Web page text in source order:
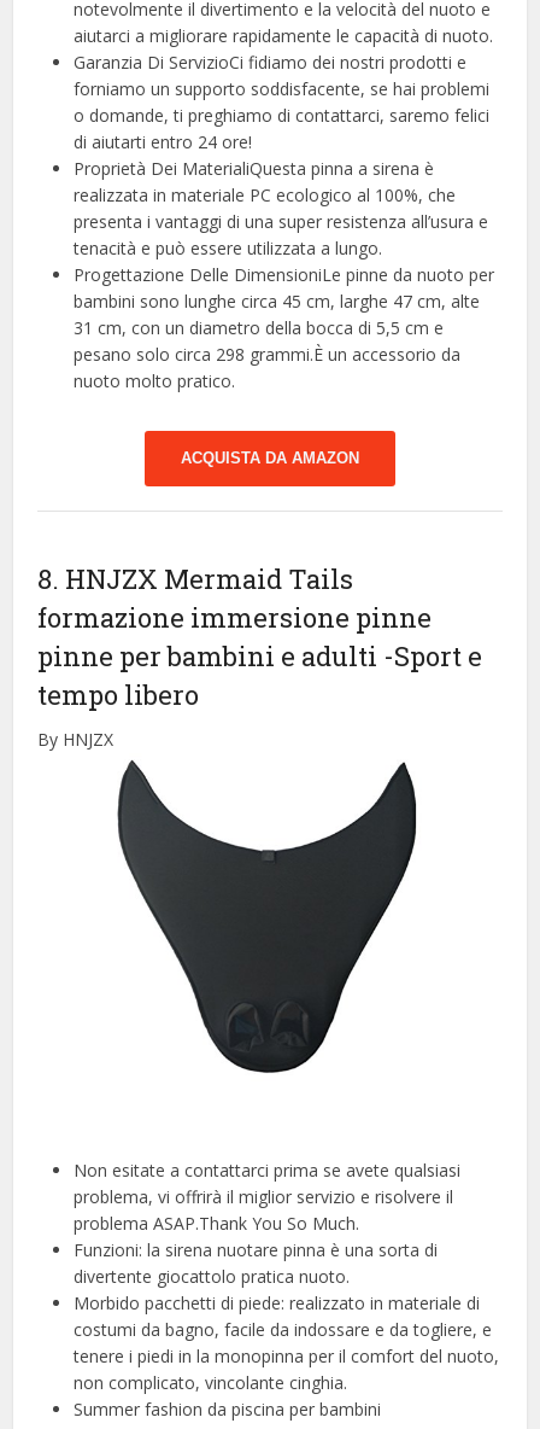
notevolmente il divertimento e la velocità del nuoto e
aiutarci a migliorare rapidamente le capacità di nuoto.
Garanzia Di ServizioCi fidiamo dei nostri prodotti e
forniamo un supporto soddisfacente, se hai problemi
o domande, ti preghiamo di contattarci, saremo felici
di aiutarti entro 24 ore!
Proprietà Dei MaterialiQuesta pinna a sirena è
realizzata in materiale PC ecologico al 100%, che
presenta i vantaggi di una super resistenza all’usura e
tenacità e può essere utilizzata a lungo.
Progettazione Delle DimensioniLe pinne da nuoto per
bambini sono lunghe circa 45 cm, larghe 47 cm, alte
31 cm, con un diametro della bocca di 5,5 cm e
pesano solo circa 298 grammi.È un accessorio da
nuoto molto pratico.
ACQUISTA DA AMAZON
8. HNJZX Mermaid Tails
formazione immersione pinne
pinne per bambini e adulti -Sport e
tempo libero
By HNJZX
Non esitate a contattarci prima se avete qualsiasi
problema, vi offrirà il miglior servizio e risolvere il
problema ASAP.Thank You So Much.
Funzioni: la sirena nuotare pinna è una sorta di
divertente giocattolo pratica nuoto.
Morbido pacchetti di piede: realizzato in materiale di
costumi da bagno, facile da indossare e da togliere, e
tenere i piedi in la monopinna per il comfort del nuoto,
non complicato, vincolante cinghia.
Summer fashion da piscina per bambini